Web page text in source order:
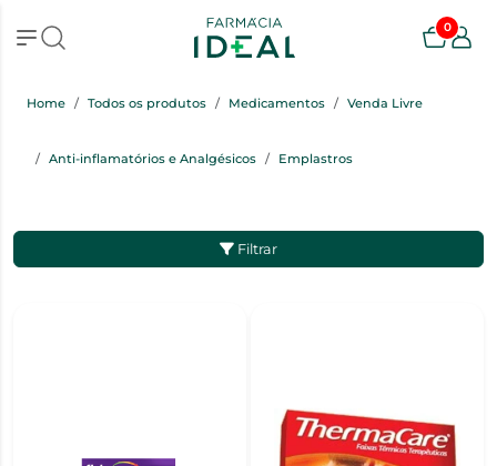
0
Home Todos os produtos Medicamentos Venda Livre
Anti-inflamatórios e Analgésicos Emplastros
Filtrar